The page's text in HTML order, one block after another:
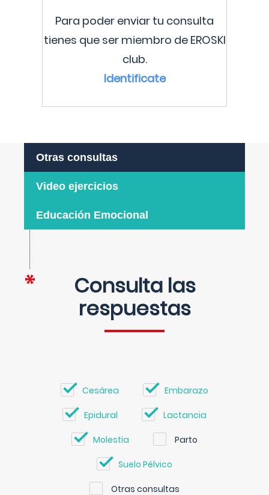
Para poder enviar tu consulta
tienes que ser miembro de EROSKI
club.
Identificate
Otras consultas
Video ejercicios
Educación Emocional
Consulta las
respuestas
Cesárea Embarazo
Epidural Lactancia
Molestia Parto
Suelo Pélvico
Otras consultas